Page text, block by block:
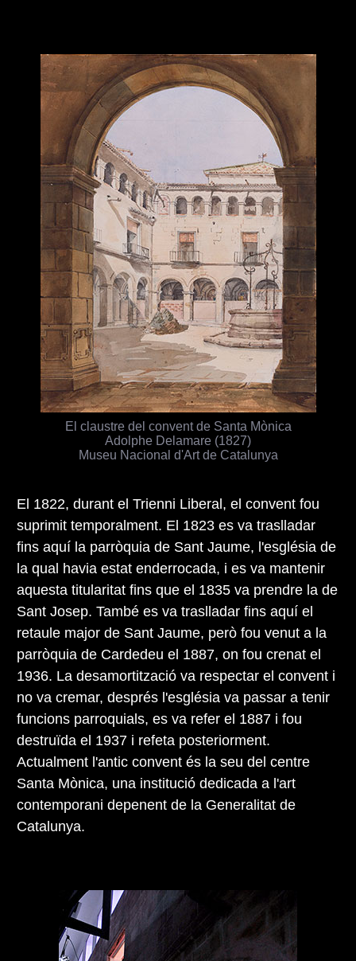
El 1822, durant el Trienni Liberal, el convent fou
suprimit temporalment. El 1823 es va traslladar
fins aquí la parròquia de Sant Jaume, l'església de
la qual havia estat enderrocada, i es va mantenir
aquesta titularitat fins que el 1835 va prendre la de
Sant Josep. També es va traslladar fins aquí el
retaule major de Sant Jaume, però fou venut a la
parròquia de Cardedeu el 1887, on fou crenat el
1936. La desamortització va respectar el convent i
no va cremar, després l'església va passar a tenir
funcions parroquials, es va refer el 1887 i fou
destruïda el 1937 i refeta posteriorment.
Actualment l'antic convent és la seu del centre
Santa Mònica, una institució dedicada a l'art
contemporani depenent de la Generalitat de
Catalunya.
El claustre del convent de Santa Mònica
Adolphe Delamare (1827)
Museu Nacional d'Art de Catalunya